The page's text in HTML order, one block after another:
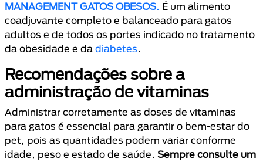
MANAGEMENT GATOS OBESOS. É um alimento
coadjuvante completo e balanceado para gatos
adultos e de todos os portes indicado no tratamento
da obesidade e da diabetes.
Recomendações sobre a
administração de vitaminas
Administrar corretamente as doses de vitaminas
para gatos é essencial para garantir o bem-estar do
pet, pois as quantidades podem variar conforme
idade, peso e estado de saúde. Sempre consulte um